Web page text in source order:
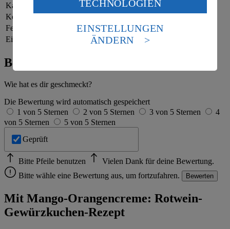
Kalorien
240 kcal (12 %)
Kohlenhydrate
Fett
Eiweiß
Bewertung
Wie hat es dir geschmeckt?
Die Bewertung wird automatisch gespeichert
1 von 5 Sternen
2 von 5 Sternen 3 von 5 Sternen
4
von 5 Sternen
5 von 5 Sternen
Geprüft
Bitte Pfeile benutzen
Vielen Dank für deine Bewertung.
Bitte wähle eine Bewertung aus, um fortzufahren.
Bewerten
Mit Mango-Orangencreme: Rotwein-
Gewürzkuchen-Rezept
des Art. 49 Abs. 1 Satz 1 lit. a) DSGVO ein, dass deine
Daten in den USA verarbeitet werden. Der EuGH sieht
die USA als Land mit einem nach europäischen
Standards nicht angemessenen Datenschutzniveau an.
Es besteht das Risiko eines Zugriffs durch US-
Informationen zum Herausgeber der Seite findest du
im Impressum
TECHNOLOGIEN
EINSTELLUNGEN
ÄNDERN